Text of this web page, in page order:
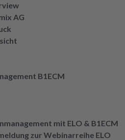
AG
B1ECM
mit ELO & B1ECM
zur Webinarreihe ELO